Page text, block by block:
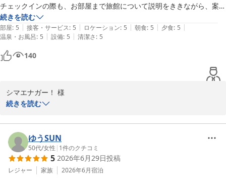
大丸温泉旅館
那須温泉 大丸温泉旅館
2026-06-18
チェックインの際も、お部屋まで旅館について説明をききながら、案内
してくださいました。
その時間も楽しくてワクワクしました。
お風呂もとっても、お気に入りです！
秘湯の雰囲気を感じ、肌はスベスベになりました。
旦那さんも、何度も素敵な場所だと喜ぶほどでした。次は冬前くらいに
続きを読む
部屋: 5 | 接客・サービス: 5 | ロケーション: 5 | 朝食: 5 | 夕食: 5 |
温泉・お風呂: 5 | 設備: 5 | 清潔さ: 5
140
シマエナガー！ 様
当館の温泉での癒しの時間をお過ごしいただけたこと、大変嬉しく
思います。
さらに快適にお過ごしいただけるよう努力して参ります。
続きを読む
ゆうSUN
50代/女性 | 1件のクチコミ
5 2026年6月29日投稿
レジャー 家族 2026年6月宿泊